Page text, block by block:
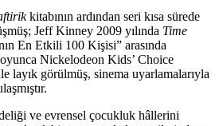
kitabının ardından seri kısa sürede
Jeff Kinney 2009 yılında Time
En Etkili 100 Kişisi” arasında
Nickelodeon Kids’ Choice
layık görülmüş, sinema uyarlamalarıyla
ve evrensel çocukluk hâllerini